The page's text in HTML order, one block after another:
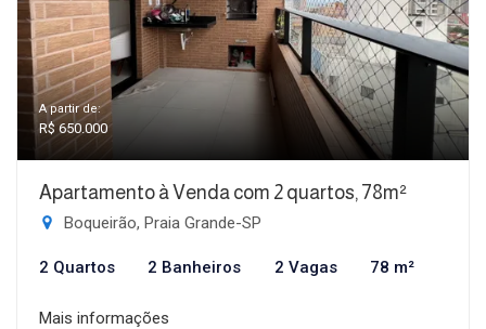
A partir de:
R$ 650.000
Apartamento à Venda com 2 quartos, 78m²
Boqueirão, Praia Grande-SP
2 Quartos 2 Banheiros 2 Vagas 78 m²
Mais informações